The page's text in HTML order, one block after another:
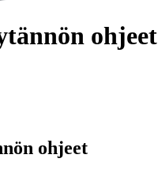
ohjeet
ohjeet